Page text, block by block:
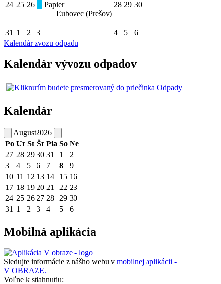
24 25 26
Papier
Ľubovec (Prešov)
28 29 30
31 1 2 3 4 5
6
Kalendár zvozu odpadu
Kalendár vývozu odpadov
Kalendár
August2026
Po Ut St Št Pia So Ne
27 28 29 30 31 1
2
3
4 5 6 7 8
9
10 11 12 13 14 15 16
17 18 19 20 21 22 23
24 25 26 27 28 29 30
31 1 2 3 4 5 6
Mobilná aplikácia
Sledujte informácie z nášho webu v mobilnej aplikácii -
V OBRAZE.
Voľne k stiahnutiu: